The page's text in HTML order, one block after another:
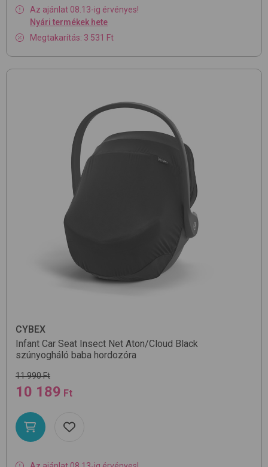
Az ajánlat 08.13-ig érvényes!
Nyári termékek hete
Megtakarítás: 3 531 Ft
CYBEX
Infant Car Seat Insect Net Aton/Cloud Black
szúnyogháló baba hordozóra
11 990 Ft
10 189 Ft